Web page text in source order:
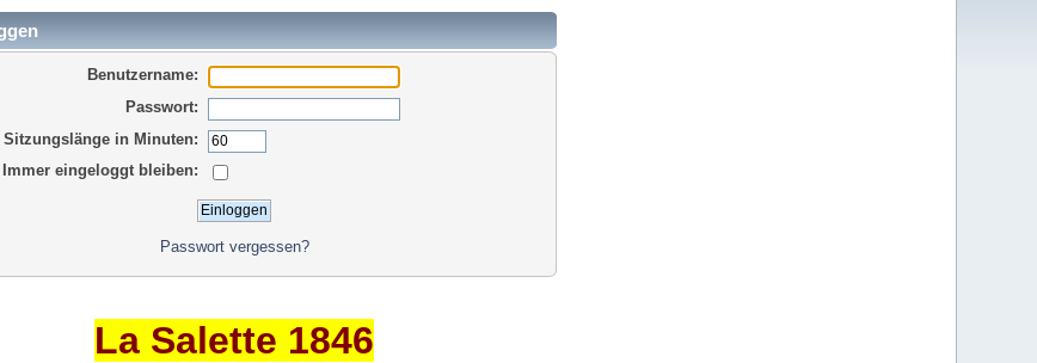
Benutzername:
Passwort:
Sitzungslänge in Minuten:
Immer eingeloggt bleiben:
Passwort vergessen?
La Salette 1846